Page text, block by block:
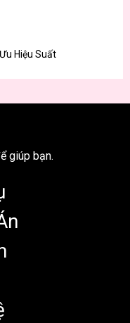
Hiệu Suất
giúp bạn.